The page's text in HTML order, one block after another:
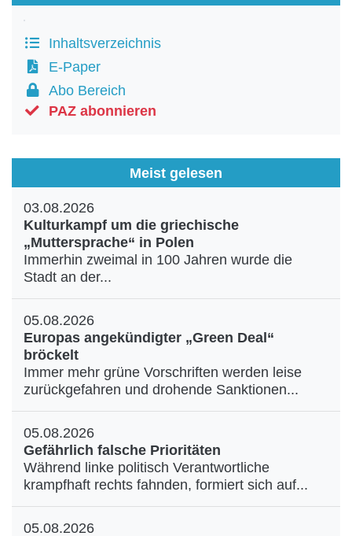
Inhaltsverzeichnis
E-Paper
Abo Bereich
PAZ abonnieren
Meist gelesen
03.08.2026
Kulturkampf um die griechische
„Muttersprache“ in Polen
Immerhin zweimal in 100 Jahren wurde die
Stadt an der...
05.08.2026
Europas angekündigter „Green Deal“
bröckelt
Immer mehr grüne Vorschriften werden leise
zurückgefahren und drohende Sanktionen...
05.08.2026
Gefährlich falsche Prioritäten
Während linke politisch Verantwortliche
krampfhaft rechts fahnden, formiert sich auf...
05.08.2026